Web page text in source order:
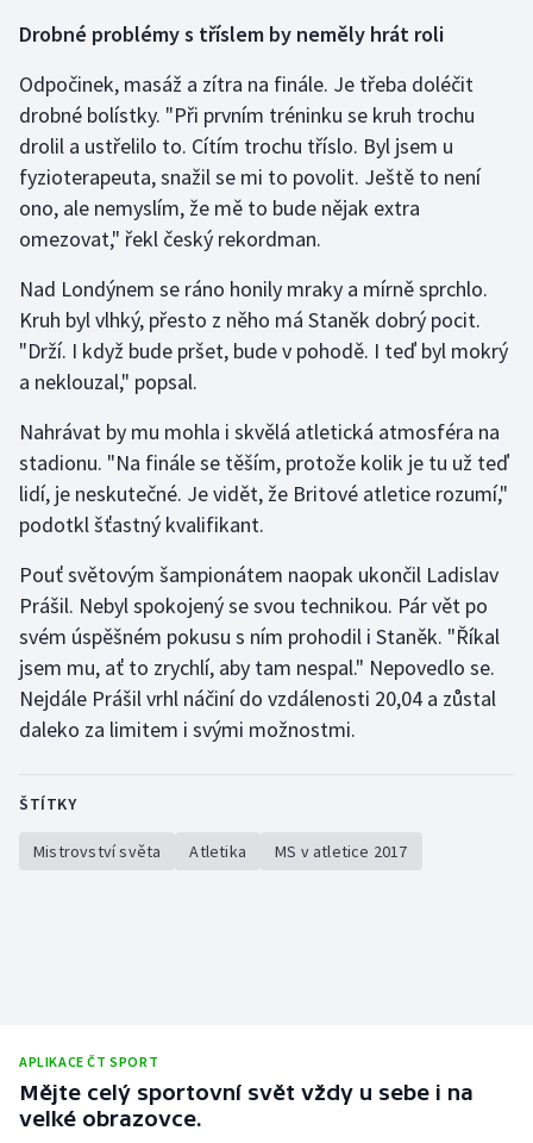
Triatlon
Veslování
Vodní slalom
Volejbal
Drobné problémy s tříslem by neměly hrát roli
Odpočinek, masáž a zítra na finále. Je třeba doléčit
drobné bolístky. "Při prvním tréninku se kruh trochu
drolil a ustřelilo to. Cítím trochu tříslo. Byl jsem u
fyzioterapeuta, snažil se mi to povolit. Ještě to není
ono, ale nemyslím, že mě to bude nějak extra
omezovat," řekl český rekordman.
Nad Londýnem se ráno honily mraky a mírně sprchlo.
Kruh byl vlhký, přesto z něho má Staněk dobrý pocit.
"Drží. I když bude pršet, bude v pohodě. I teď byl mokrý
a neklouzal," popsal.
Nahrávat by mu mohla i skvělá atletická atmosféra na
stadionu. "Na finále se těším, protože kolik je tu už teď
lidí, je neskutečné. Je vidět, že Britové atletice rozumí,"
podotkl šťastný kvalifikant.
Pouť světovým šampionátem naopak ukončil Ladislav
Prášil. Nebyl spokojený se svou technikou. Pár vět po
svém úspěšném pokusu s ním prohodil i Staněk. "Říkal
jsem mu, ať to zrychlí, aby tam nespal." Nepovedlo se.
Nejdále Prášil vrhl náčiní do vzdálenosti 20,04 a zůstal
daleko za limitem i svými možnostmi.
ŠTÍTKY
Mistrovství světa Atletika MS v atletice 2017
APLIKACE ČT SPORT
Mějte celý sportovní svět vždy u sebe i na
velké obrazovce.